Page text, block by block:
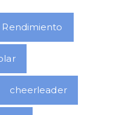
cheerleader